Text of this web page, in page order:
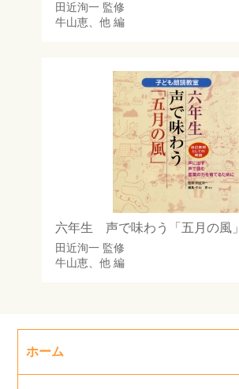
田近洵一監修
牛山恵、他 編
六年生 声で味わう「五月の風」
田近洵一監修
牛山恵、他 編
ホーム